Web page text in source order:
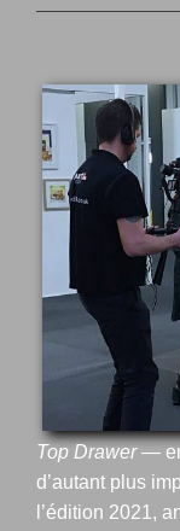
Voir
l'image
agrandie
Top Drawer—
d’autant plus
l’édition 2021,